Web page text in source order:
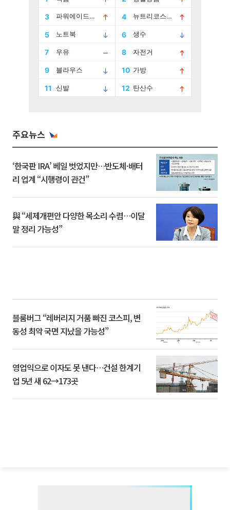
주요뉴스
‘한국판 IRA’ 베일 벗었지만…반도체·배터
리 업계 “시행령이 관건”
與 “세제개편안 다양한 목소리 수렴…이달
말 정리 가능성”
블룸버그 “레버리지 거품 빠진 코스피, 변
동성 최악 국면 지났을 가능성”
영업익으로 이자도 못 낸다…건설 한계기
업 5년 새 62→173곳